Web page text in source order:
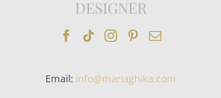
DESIGNER
Email: info@mariaghika.com